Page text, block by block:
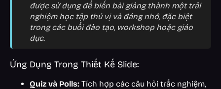
được sử dụng để biến bài giảng thành một trải
nghiệm học tập thú vị và đáng nhớ, đặc biệt
trong các buổi đào tạo, workshop hoặc giáo
dục.
Ứng Dụng Trong Thiết Kế Slide:
Quiz và Polls: Tích hợp các câu hỏi trắc nghiệm,